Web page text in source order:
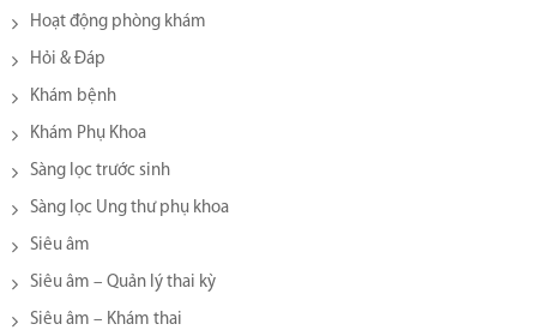
Hoạt động phòng khám
Hỏi & Đáp
Khám bệnh
Khám Phụ Khoa
Sàng lọc trước sinh
Sàng lọc Ung thư phụ khoa
Siêu âm
Siêu âm – Quản lý thai kỳ
Siêu âm – Khám thai